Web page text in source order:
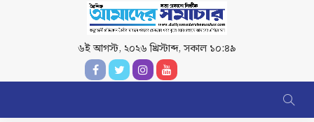
৬ই আগস্ট, ২০২৬ খ্রিস্টাব্দ,সকাল ১০:৪৯